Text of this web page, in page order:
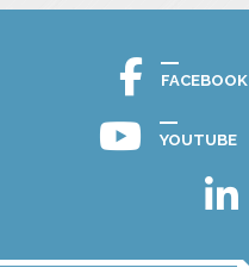
FACEBOOK
YOUTUBE